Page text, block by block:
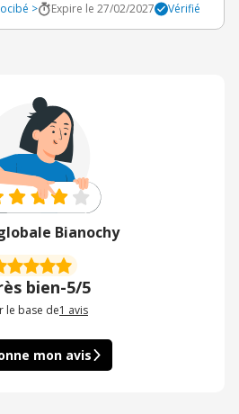
>
Expire le 27/02/2027 Vérifié
Bianochy
bien-5/5
le base de1 avis
mon avis